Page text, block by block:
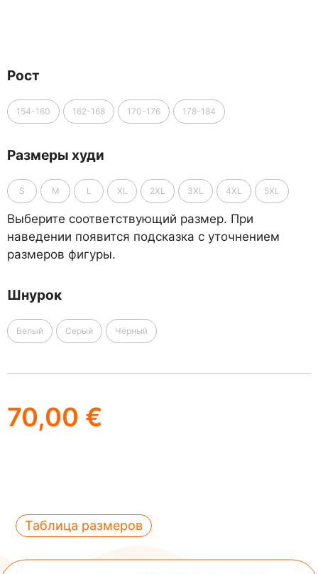
Рост
154-160 162-168 170-176 178-184
Размеры худи
S M L XL 2XL 3XL 4XL 5XL
Выберите соответствующий размер. При
наведении появится подсказка с уточнением
размеров фигуры.
Шнурок
Белый Серый Чёрный
70,00 €
Таблица размеров